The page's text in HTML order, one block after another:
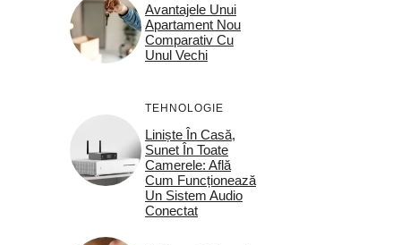
Avantajele Unui
Apartament Nou
Comparativ Cu
Unul Vechi
TEHNOLOGIE
Liniște În Casă,
Sunet În Toate
Camerele: Află
Cum Funcționează
Un Sistem Audio
Conectat